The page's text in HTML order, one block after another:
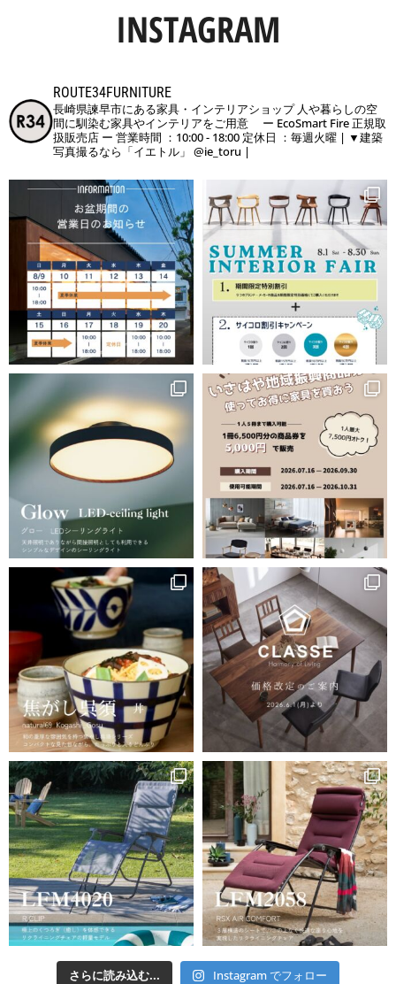
INSTAGRAM
ROUTE34FURNITURE
長崎県諫早市にある家具・インテリアショップ人や暮らしの空
間に馴染む家具やインテリアをご用意
ー EcoSmart Fire 正規取
扱販売店 ー 営業時間 ：10:00 - 18:00 定休日 ：毎週火曜 | ▼建築
写真撮るなら「イエトル」 @ie_toru |
さらに読み込む... Instagram でフォロー